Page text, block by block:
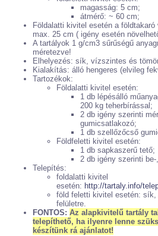
magasság: 5 cm;
átmérő: ~ 60 cm;
Földalatti kivitel esetén a
max. 25 cm ( igény esetén
A tartályok 1 g/cm3 sűrűségű
méretezve!
Elhelyezés: sík, vízszintes és
Kialakítás: álló hengeres (elvileg
Tartozékok:
Földalatti kivitel esetén:
1 db lépésálló
200 kg teherbírással;
2 db igény szerinti
gumicsatlakozó;
1 db szellőzőcső
Földfeletti kivitel esetén:
1 db sapkaszerű tető;
2 db igény szerinti
Telepítés:
foldalatti kivitel
esetén: http://tartaly.info/
föld feletti kivitel esetén:
felületre.
FONTOS: Az alapkivitelű tartály
telepíthető, ha ilyenre lenne
készítünk rá ajánlatot!